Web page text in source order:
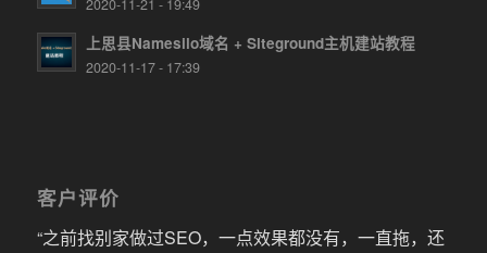
2020-11-21 - 19:49
上思县Namesilo域名 + Siteground主机建站教程
2020-11-17 - 17:39
客户评价
“之前找别家做过SEO，一点效果都没有，一直拖，还